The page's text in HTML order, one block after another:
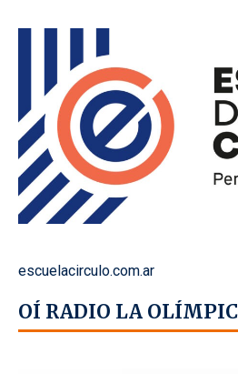
escuelacirculo.com.ar
OÍ RADIO LA